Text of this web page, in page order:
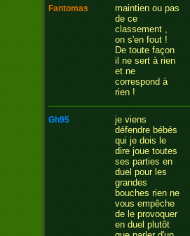
fantomas
maintien ou pas
de ce
classement ,
on s'en fout !
De toute façon
il ne sert à rien
et ne
correspond à
rien !
gh95
je viens
défendre bébés
qui je dois le
dire joue toutes
ses parties en
duel pour les
grandes
bouches rien ne
vous empêche
de le provoquer
en duel plutôt